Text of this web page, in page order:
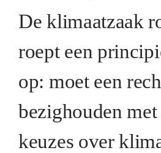
Over ons
Clintel.org
Webshop
De klimaatzaak
roept een
op: moet een
bezighouden
keuzes over